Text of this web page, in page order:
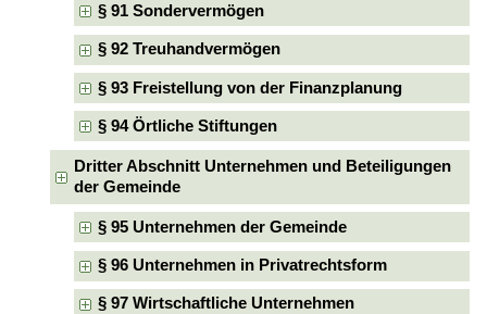
§ 91 Sondervermögen
§ 92 Treuhandvermögen
§ 93 Freistellung von der Finanzplanung
§ 94 Örtliche Stiftungen
Dritter Abschnitt Unternehmen und Beteiligungen
der Gemeinde
§ 95 Unternehmen der Gemeinde
§ 96 Unternehmen in Privatrechtsform
§ 97 Wirtschaftliche Unternehmen